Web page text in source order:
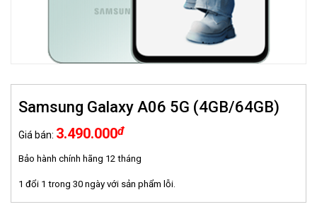
Samsung Galaxy A06 5G (4GB/64GB)
Giá bán: 3.490.000đ
Bảo hành chính hãng 12 tháng
1 đổi 1 trong 30 ngày với sản phẩm lỗi.